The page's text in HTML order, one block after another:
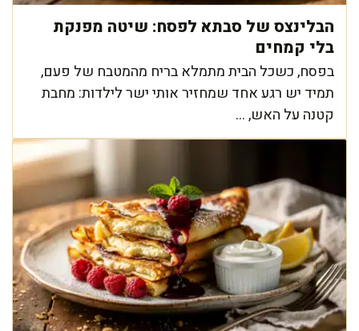
הבלינצס של סבתא לפסח: שיטה מפנקת
בלי קמחים
בפסח, כשכל הבית מתמלא בריח מהמטבח של פעם,
תמיד יש רגע אחד שמחזיר אותי ישר לילדות: מחבת
קטנה על האש, ...